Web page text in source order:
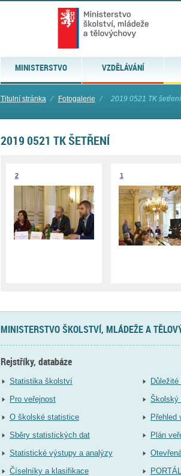
MINISTERSTVO VZDĚLÁVÁNÍ
Titulní stránka ⁄ Fotogalerie ⁄ 2019 0521 TK šetření
2019 0521 TK ŠETŘENÍ
2 1
MINISTERSTVO ŠKOLSTVÍ, MLÁDEŽE A
Rejstříky, databáze
Statistika školství
Pro veřejnost
O školské statistice
Sběry statistických dat
Statistické výstupy a analýzy
Číselníky a klasifikace
Školský
Přehled
Plán